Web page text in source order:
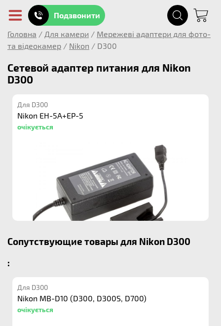
Подзвонити
Головна / Для камери / Мережеві адаптери для фото-
та відеокамер / Nikon / D300
Сетевой адаптер питания для Nikon
D300
Для D300
Nikon EH-5A+EP-5
очікується
Сопутствующие товары для Nikon D300
:
Для D300
Nikon MB-D10 (D300, D300S, D700)
очікується